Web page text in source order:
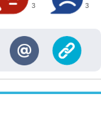
3 3